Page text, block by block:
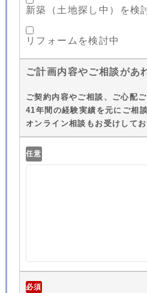
新築（土地探し中）を検
リフォームを検討中
ご計画内容やご相談があ
ご契約内容やご相談、ご心配
41年間の経験実績を元にご相
オンライン相談もお受けしてお
任意
必須